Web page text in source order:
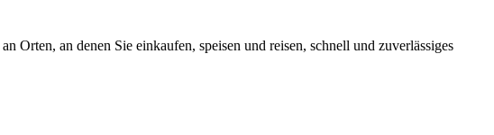
an denen Sie einkaufen, speisen und reisen, schnell und zuverlässiges